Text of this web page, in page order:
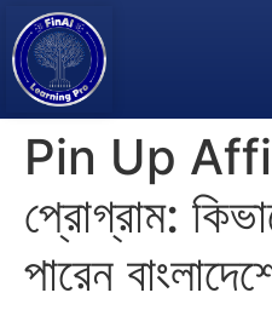
Pin Up
প্রোগ্রাম:
পারেন